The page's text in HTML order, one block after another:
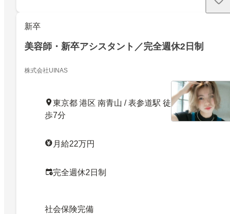
新卒
美容師・新卒アシスタント／完全週休2日制
株式会社UINAS
東京都 港区 南青山 / 表参道駅 徒
歩7分
月給22万円
完全週休2日制
社会保険完備